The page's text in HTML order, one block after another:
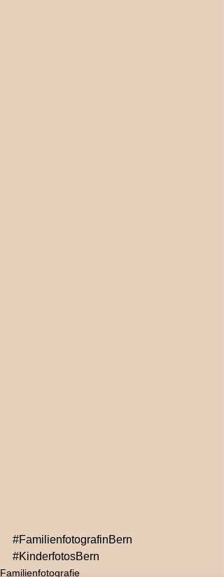
#FamilienfotografinBern
#KinderfotosBern
Familienfotografie